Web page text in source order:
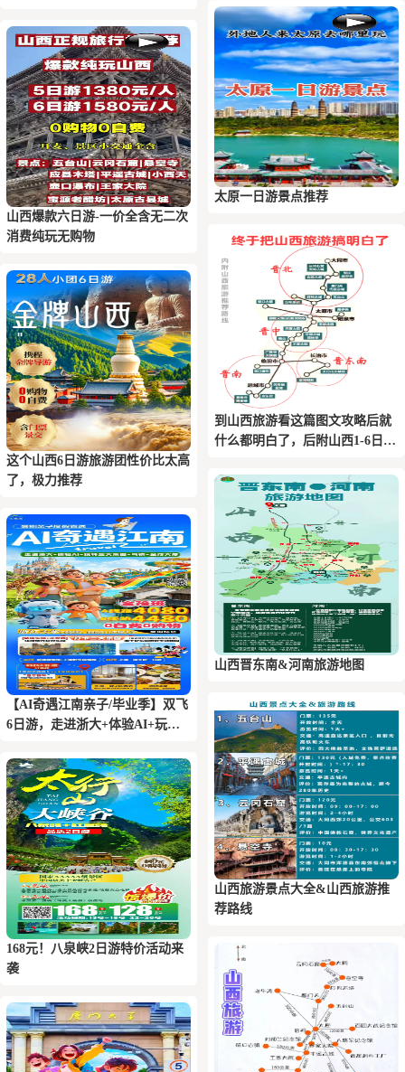
山西爆款六日游-一价全含无二次
消费纯玩无购物
这个山西6日游旅游团性价比太高
了，极力推荐
【AI奇遇江南亲子/毕业季】双飞
6日游，走进浙大+体验AI+玩转
168元！八泉峡2日游特价活动来
袭
太原一日游景点推荐
到山西旅游看这篇图文攻略后就
什么都明白了，后附山西1-6日游
山西晋东南&河南旅游地图
山西旅游景点大全&山西旅游推
荐路线